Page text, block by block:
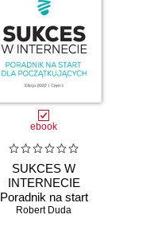
ebook
SUKCES W
INTERNECIE
Poradnik na start
dla
Robert Duda